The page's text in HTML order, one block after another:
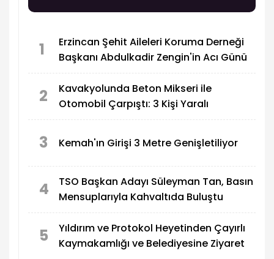
1
Erzincan Şehit Aileleri Koruma Derneği
Başkanı Abdulkadir Zengin'in Acı Günü
2
Kavakyolunda Beton Mikseri ile
Otomobil Çarpıştı: 3 Kişi Yaralı
3 Kemah'ın Girişi 3 Metre Genişletiliyor
4
TSO Başkan Adayı Süleyman Tan, Basın
Mensuplarıyla Kahvaltıda Buluştu
5
Yıldırım ve Protokol Heyetinden Çayırlı
Kaymakamlığı ve Belediyesine Ziyaret